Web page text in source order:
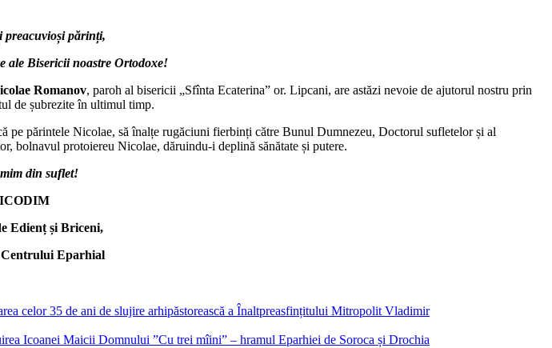
preacuvioși părinți,
ale Bisericii noastre Ortodoxe!
Romanov, paroh al bisericii „Sfînta Ecaterina” or. Lipcani, are astăzi nevoie de ajutorul nostru prin
de șubrezite în ultimul timp.
părintele Nicolae, să înalțe rugăciuni fierbinți către Bunul Dumnezeu, Doctorul sufletelor și al
bolnavul protoiereu Nicolae, dăruindu-i deplină sănătate și putere.
din suflet!
Edienț și Briceni,
Eparhial
celor 35 de ani de slujire arhipăstorească a Înaltpreasfințitului Mitropolit Vladimir
Icoanei Maicii Domnului ”Cu trei mîini” – hramul Eparhiei de Soroca și Drochia